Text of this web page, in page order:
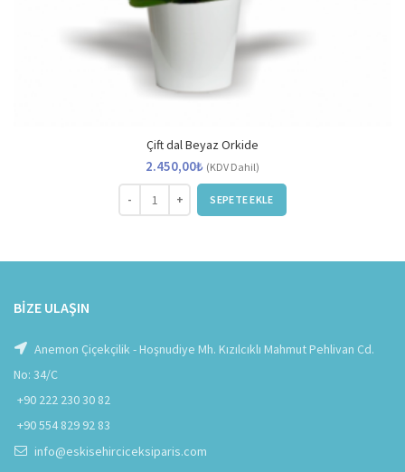
Çift dal Beyaz Orkide
2.450,00₺ (KDV Dahil)
Çift dal Beyaz Orkide adet
SEPETE EKLE
BIZE ULAŞIN
Anemon Çiçekçilik - Hoşnudiye Mh. Kızılcıklı Mahmut Pehlivan Cd.
No: 34/C
+90 222 230 30 82
+90 554 829 92 83
info@eskisehirciceksiparis.com